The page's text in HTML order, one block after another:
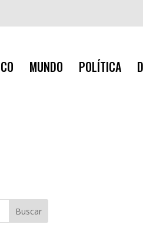
MUNDO POLÍTICA
Buscar